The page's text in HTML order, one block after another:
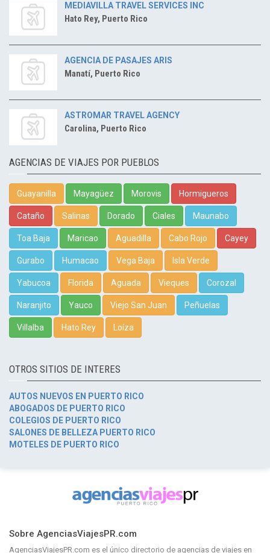
MEDIAVILLA TRAVEL SERVICES INC
Hato Rey, Puerto Rico
AGENCIA DE PASAJES ARIS
Manatí, Puerto Rico
ASTROMAR TRAVEL AGENCY
Carolina, Puerto Rico
AGENCIAS DE VIAJES POR PUEBLOS
Guayanilla Mayagüez Morovis Hormigueros
Cataño Salinas Dorado Ciales Maunabo
Toa Baja Maricao Aguadilla Cabo Rojo Cayey
Gurabo Humacao Vega Baja Isla Verde
Yabucoa Florida Aguada Vieques Corozal
Naranjito Yauco Viejo San Juan Peñuelas
Villalba Hato Rey Loíza
OTROS SITIOS DE INTERES
AUTOS NUEVOS EN PUERTO RICO
ABOGADOS DE PUERTO RICO
COLEGIOS DE PUERTO RICO
SALONES DE BELLEZA PUERTO RICO
MOTELES DE PUERTO RICO
Sobre AgenciasViajesPR.com
AgenciasViajesPR.com es el único directorio de agencias de viajes en